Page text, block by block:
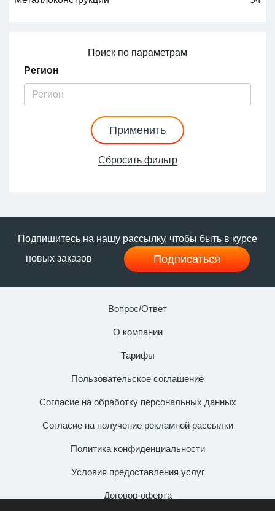
Поиск по параметрам
Регион
Применить
Сбросить фильтр
Подпишитесь на нашу рассылку, чтобы быть в курсе
новых заказов
Подписаться
Вопрос/Ответ
О компании
Тарифы
Пользовательское соглашение
Согласие на обработку персональных данных
Согласие на получение рекламной рассылки
Политика конфиденциальности
Условия предоставления услуг
Договор-оферта